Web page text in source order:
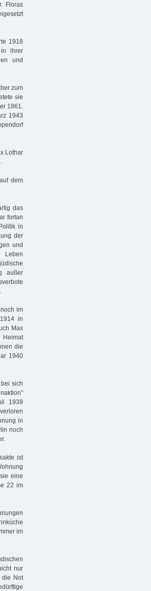
Floras
1918
in ihrer
und
zum
sie
1861.
1943
Lothar
dem
das
fortan
in
der
und
Leben
außer
im
in
Max
Heimat
die
1940
sich
1939
in
noch
ist
eine
22 im
im
nur
die Not